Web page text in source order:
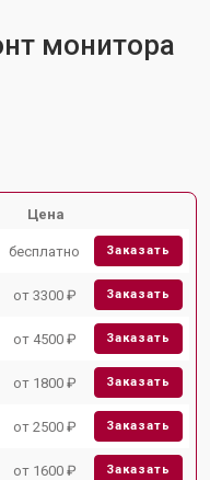
монитора
Цена
бесплатно Заказать
от 3300 ₽ Заказать
от 4500 ₽ Заказать
от 1800 ₽ Заказать
от 2500 ₽ Заказать
от 1600 ₽ Заказать